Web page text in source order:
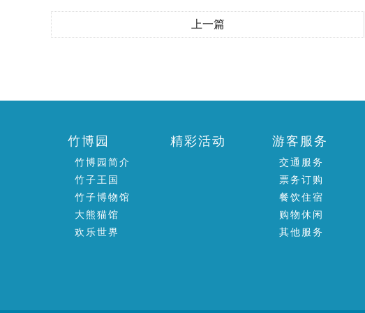
上一篇
竹博园
竹博园简介
竹子王国
竹子博物馆
大熊猫馆
欢乐世界
精彩活动 游客服务
交通服务
票务订购
餐饮住宿
购物休闲
其他服务